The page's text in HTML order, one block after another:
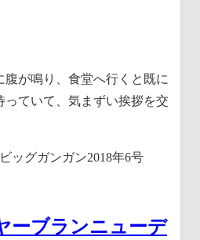
が鳴り、食堂へ行くと既に
ていて、気まずい挨拶を交
ッグガンガン2018年6号
ーブランニューデ